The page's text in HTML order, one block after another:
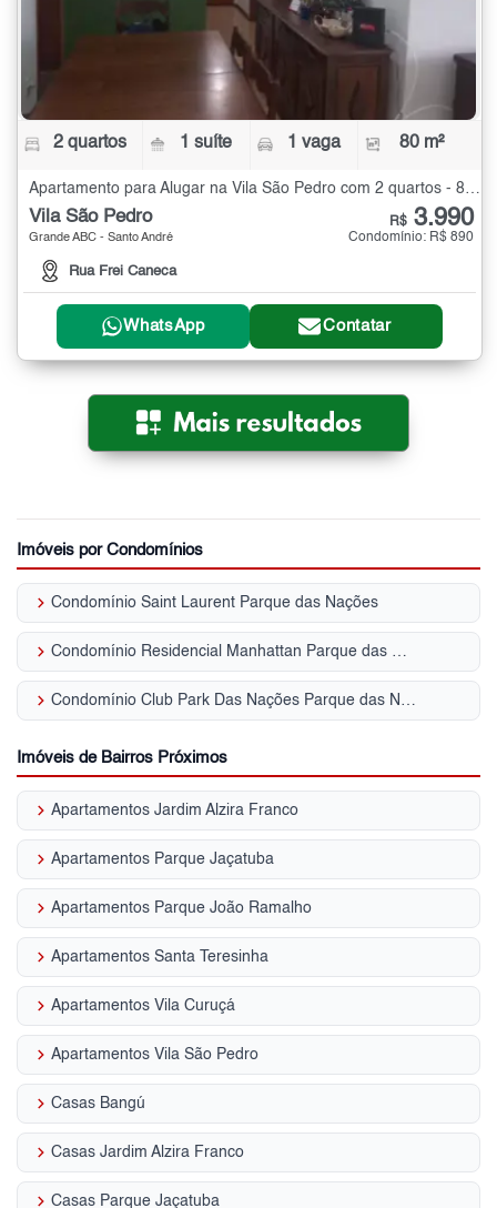
2 quartos 1 suíte 1 vaga 80 m²
Apartamento para Alugar na Vila São Pedro com 2 quartos - 80 m²
Vila São Pedro
Grande ABC - Santo André
Rua Frei Caneca
R$ 3.990
Condomínio: R$ 890
WhatsApp Contatar
Imóveis por Condomínios
keyboard_arrow_right Condomínio Saint Laurent Parque das Nações
keyboard_arrow_right Condomínio Residencial Manhattan Parque das Nações
keyboard_arrow_right Condomínio Club Park Das Nações Parque das Nações
Imóveis de Bairros Próximos
keyboard_arrow_right Apartamentos Jardim Alzira Franco
keyboard_arrow_right Apartamentos Parque Jaçatuba
keyboard_arrow_right Apartamentos Parque João Ramalho
keyboard_arrow_right Apartamentos Santa Teresinha
keyboard_arrow_right Apartamentos Vila Curuçá
keyboard_arrow_right Apartamentos Vila São Pedro
keyboard_arrow_right Casas Bangú
keyboard_arrow_right Casas Jardim Alzira Franco
keyboard_arrow_right Casas Parque Jaçatuba